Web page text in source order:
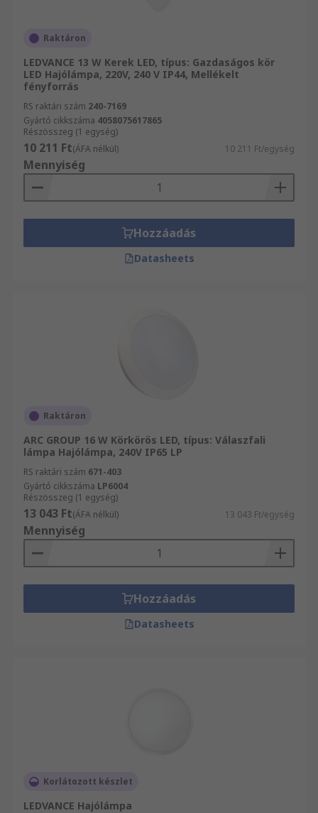
Raktáron
LEDVANCE 13 W Kerek LED, típus: Gazdaságos kör
LED Hajólámpa, 220V, 240 V IP44, Mellékelt
fényforrás
RS raktári szám 240-7169
Gyártó cikkszáma 4058075617865
Részösszeg (1 egység)
10 211 Ft(ÁFA nélkül) 10 211 Ft/egység
Mennyiség
Hozzáadás
Datasheets
Raktáron
ARC GROUP 16 W Körkörös LED, típus: Válaszfali
lámpa Hajólámpa, 240V IP65 LP
RS raktári szám 671-403
Gyártó cikkszáma LP6004
Részösszeg (1 egység)
13 043 Ft(ÁFA nélkül) 13 043 Ft/egység
Mennyiség
Hozzáadás
Datasheets
Korlátozott készlet
LEDVANCE Hajólámpa